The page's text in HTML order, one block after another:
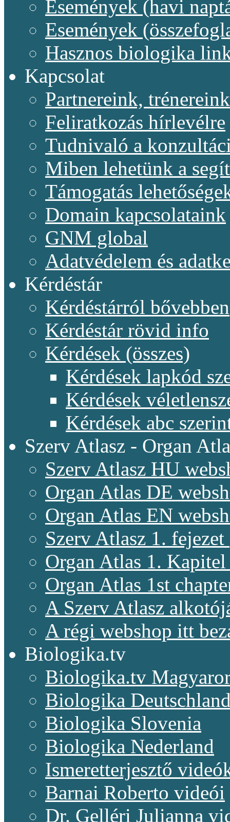
Események (havi
Események
Hasznos biologika
Kapcsolat
Partnereink, trénereink
Feliratkozás hírlevélre
Tudnivaló a
Miben lehetünk a
Támogatás
Domain kapcsolataink
GNM global
Adatvédelem és
Kérdéstár
Kérdéstárról bővebben
Kérdéstár rövid info
Kérdések (összes)
Kérdések lapkód
Kérdések
Kérdések abc
Szerv Atlasz - Organ
Szerv Atlasz HU
Organ Atlas DE
Organ Atlas EN
Szerv Atlasz 1.
Organ Atlas 1.
Organ Atlas 1st
A Szerv Atlasz
A régi webshop itt
Biologika.tv
Biologika.tv
Biologika
Biologika Slovenia
Biologika Nederland
Ismeretterjesztő
Barnai Roberto videói
Dr. Gelléri Julianna